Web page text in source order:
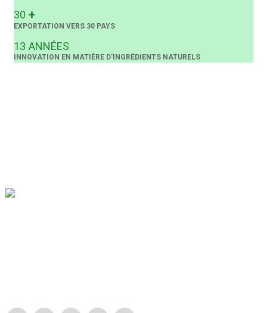
30 +
EXPORTATION VERS 30 PAYS
13 ANNÉES
INNOVATION EN MATIÈRE D'INGRÉDIENTS NATURELS